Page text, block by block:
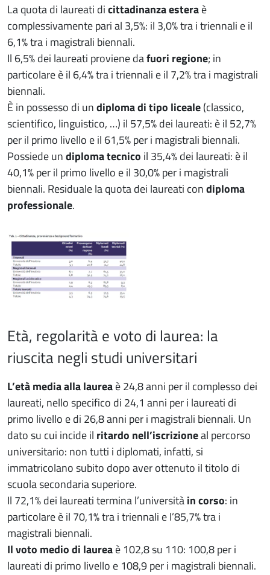
La quota di laureati dicittadinanza esteraè
complessivamente pari al 3,5%: il 3,0% tra i triennali e il
6,1% tra i magistrali biennali.
Il 6,5% dei laureati proviene dafuori regione; in
particolare è il 6,4% tra i triennali e il 7,2% tra i magistrali
biennali.
È in possesso di undiploma di tipo liceale(classico,
scientifico, linguistico, …) il 57,5% dei laureati: è il 52,7%
per il primo livello e il 61,5% per i magistrali biennali.
Possiede undiploma tecnico il 35,4% dei laureati: è il
40,1% per il primo livello e il 30,0% per i magistrali
biennali. Residuale la quota dei laureati condiploma
professionale.
Età, regolarità e voto di laurea: la
riuscita negli studi universitari
L’età media alla laureaè 24,8 anni per il complesso dei
laureati, nello specifico di 24,1 anni per i laureati di
primo livello e di 26,8 anni per i magistrali biennali. Un
dato su cui incide il ritardo nell’iscrizioneal percorso
universitario: non tutti i diplomati, infatti, si
immatricolano subito dopo aver ottenuto il titolo di
scuola secondaria superiore.
Il 72,1% dei laureati termina l’universitàin corso: in
particolare è il 70,1% tra i triennali e l’85,7% tra i
magistrali biennali.
Il voto medio di laureaè 102,8 su 110: 100,8 per i
laureati di primo livello e 108,9 per i magistrali biennali.